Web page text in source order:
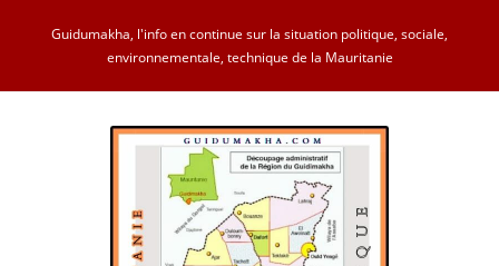
Guidumakha, l'info en continue sur la situation politique, sociale,
environnementale, technique de la Mauritanie